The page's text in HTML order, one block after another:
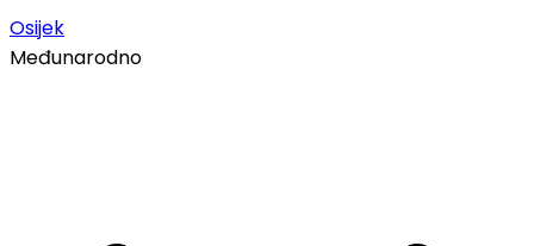
Osijek
Međunarodno